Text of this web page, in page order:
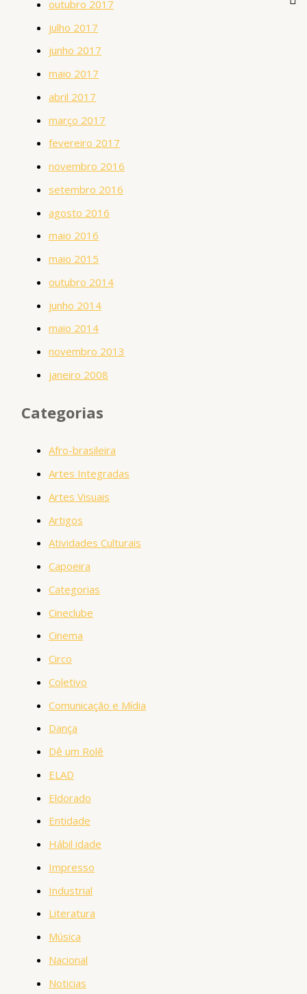
outubro 2017
julho 2017
junho 2017
maio 2017
abril 2017
março 2017
fevereiro 2017
novembro 2016
setembro 2016
agosto 2016
maio 2016
maio 2015
outubro 2014
junho 2014
maio 2014
novembro 2013
janeiro 2008
Categorias
Afro-brasileira
Artes Integradas
Artes Visuais
Artigos
Atividades Culturais
Capoeira
Categorias
Cineclube
Cinema
Circo
Coletivo
Comunicação e Mídia
Dança
Dê um Rolê
ELAD
Eldorado
Entidade
Hábil idade
Impresso
Industrial
Literatura
Música
Nacional
Noticias